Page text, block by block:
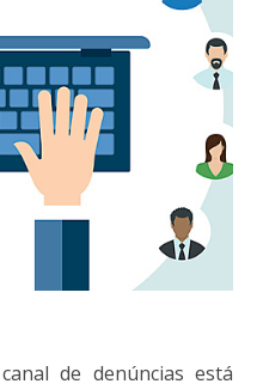
de denúncias está